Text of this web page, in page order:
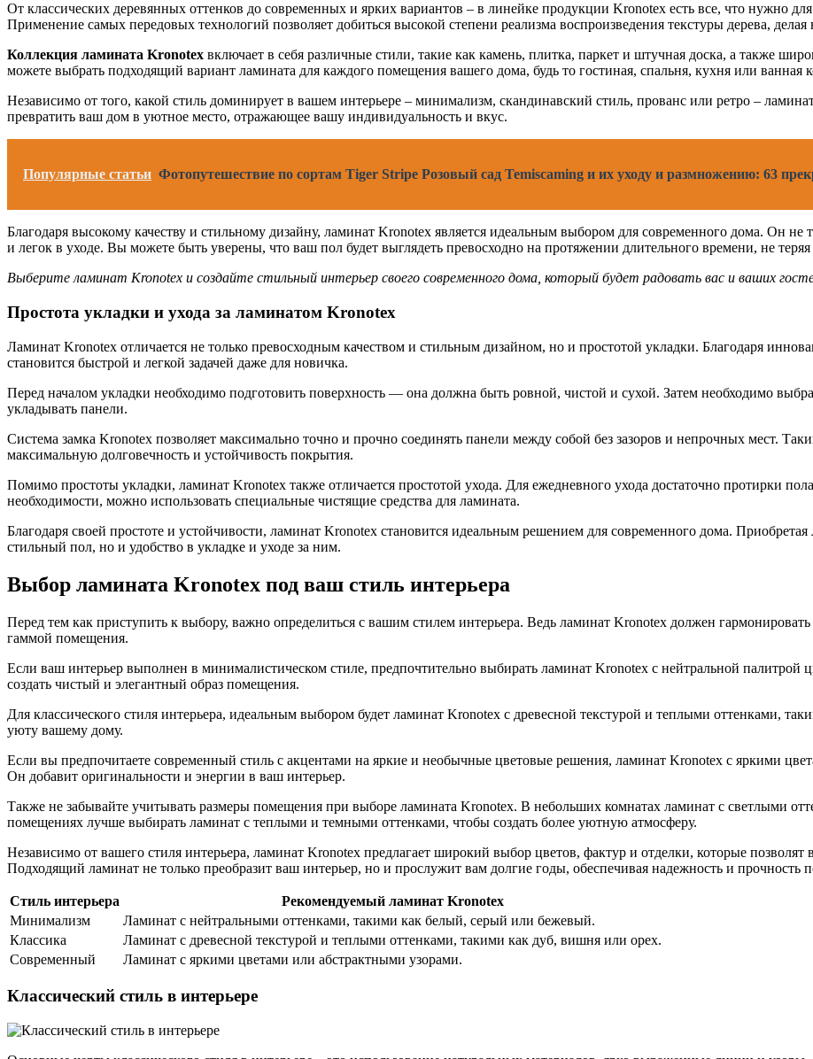
От классических деревянных оттенков до современных и ярких вариантов – в линейке продукции Kronotex есть все, что нужно
Применение самых передовых технологий позволяет добиться высокой степени реализма воспроизведения текстуры дерева,
Коллекция ламината Kronotex включает в себя различные стили, такие как камень, плитка, паркет и штучная доска, а также
можете выбрать подходящий вариант ламината для каждого помещения вашего дома, будь то гостиная, спальня, кухня или ванная
Независимо от того, какой стиль доминирует в вашем интерьере – минимализм, скандинавский стиль, прованс или ретро –
превратить ваш дом в уютное место, отражающее вашу индивидуальность и вкус.
Популярные статьи Фотопутешествие по сортам Tiger Stripe Розовый сад Temiscaming и их уходу и размножению: 63
Благодаря высокому качеству и стильному дизайну, ламинат Kronotex является идеальным выбором для современного дома. Он не
и легок в уходе. Вы можете быть уверены, что ваш пол будет выглядеть превосходно на протяжении длительного времени, не
Выберите ламинат Kronotex и создайте стильный интерьер своего современного дома, который будет радовать вас и ваших
Простота укладки и ухода за ламинатом Kronotex
Ламинат Kronotex отличается не только превосходным качеством и стильным дизайном, но и простотой укладки. Благодаря
становится быстрой и легкой задачей даже для новичка.
Перед началом укладки необходимо подготовить поверхность — она должна быть ровной, чистой и сухой. Затем необходимо
укладывать панели.
Система замка Kronotex позволяет максимально точно и прочно соединять панели между собой без зазоров и непрочных мест.
максимальную долговечность и устойчивость покрытия.
Помимо простоты укладки, ламинат Kronotex также отличается простотой ухода. Для ежедневного ухода достаточно протирки
необходимости, можно использовать специальные чистящие средства для ламината.
Благодаря своей простоте и устойчивости, ламинат Kronotex становится идеальным решением для современного дома.
стильный пол, но и удобство в укладке и уходе за ним.
Выбор ламината Kronotex под ваш стиль интерьера
Перед тем как приступить к выбору, важно определиться с вашим стилем интерьера. Ведь ламинат Kronotex должен
гаммой помещения.
Если ваш интерьер выполнен в минималистическом стиле, предпочтительно выбирать ламинат Kronotex с нейтральной
создать чистый и элегантный образ помещения.
Для классического стиля интерьера, идеальным выбором будет ламинат Kronotex с древесной текстурой и теплыми оттенками,
уюту вашему дому.
Если вы предпочитаете современный стиль с акцентами на яркие и необычные цветовые решения, ламинат Kronotex с яркими
Он добавит оригинальности и энергии в ваш интерьер.
Также не забывайте учитывать размеры помещения при выборе ламината Kronotex. В небольших комнатах ламинат с светлыми
помещениях лучше выбирать ламинат с теплыми и темными оттенками, чтобы создать более уютную атмосферу.
Независимо от вашего стиля интерьера, ламинат Kronotex предлагает широкий выбор цветов, фактур и отделки, которые позволят
Подходящий ламинат не только преобразит ваш интерьер, но и прослужит вам долгие годы, обеспечивая надежность и прочность
Стиль интерьера
Рекомендуемый ламинат Kronotex
Минимализм
Ламинат с нейтральными оттенками, такими как белый, серый или бежевый.
Классика
Ламинат с древесной текстурой и теплыми оттенками, такими как дуб, вишня или орех.
Современный
Ламинат с яркими цветами или абстрактными узорами.
Классический стиль в интерьере